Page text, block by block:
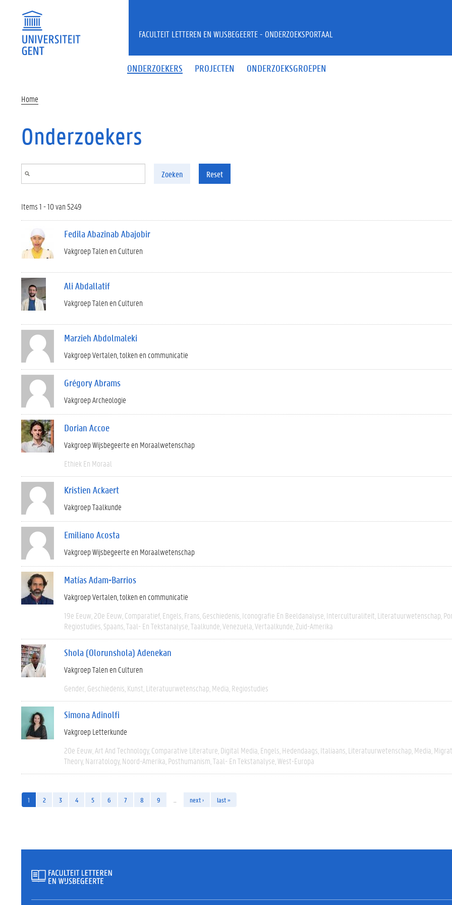
ONDERZOEKERS PROJECTEN ONDERZOEKSGROEPEN
FACULTEIT LETTEREN EN WIJSBEGEERTE - ONDERZOEKSPORTAAL
Home
Onderzoekers
Zoeken Reset
Items 1 - 10 van 5249
Fedila Abazinab Abajobir
Vakgroep Talen en Culturen
Ali Abdallatif
Vakgroep Talen en Culturen
Marzieh Abdolmaleki
Vakgroep Vertalen, tolken en communicatie
Grégory Abrams
Vakgroep Archeologie
Dorian Accoe
Vakgroep Wijsbegeerte en Moraalwetenschap
Ethiek En Moraal
Kristien Ackaert
Vakgroep Taalkunde
Emiliano Acosta
Vakgroep Wijsbegeerte en Moraalwetenschap
Matías Adam-Barrios
Vakgroep Vertalen, tolken en communicatie
19e Eeuw 20e Eeuw Comparatief Engels Frans Geschiedenis Iconografie En Beeldanalyse Interculturaliteit Literatuurwetenschap
Regiostudies Spaans Taal- En Tekstanalyse Taalkunde Venezuela Vertaalkunde Zuid-Amerika
Shola (Olorunshola) Adenekan
Vakgroep Talen en Culturen
Gender Geschiedenis Kunst Literatuurwetenschap Media Regiostudies
Simona Adinolfi
Vakgroep Letterkunde
20e Eeuw Art And Technology Comparative Literature Digital Media Engels Hedendaags Italiaans Literatuurwetenschap Media
Theory Narratology Noord-Amerika Posthumanism Taal- En Tekstanalyse West-Europa
1 2 3 4 5 6 7 8 9 next › last »